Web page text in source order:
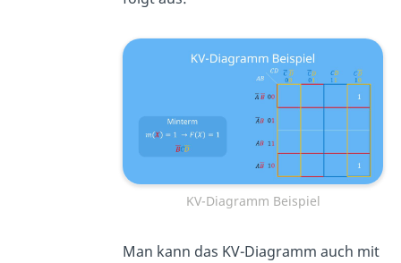
KV-Diagramm Beispiel
Man kann das KV-Diagramm auch mit